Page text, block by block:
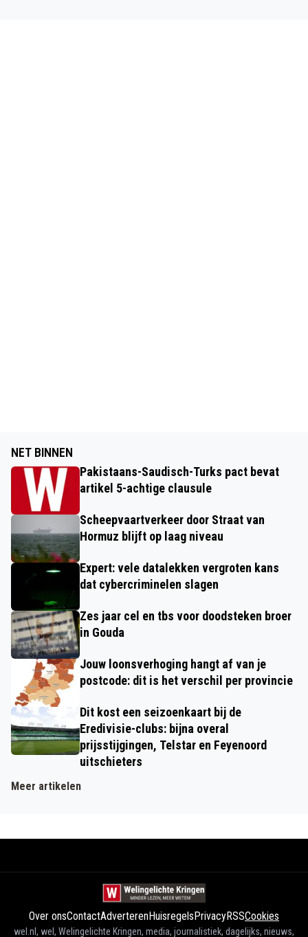
NET BINNEN
Pakistaans-Saudisch-Turks pact bevat
artikel 5-achtige clausule
Scheepvaartverkeer door Straat van
Hormuz blijft op laag niveau
Expert: vele datalekken vergroten kans
dat cybercriminelen slagen
Zes jaar cel en tbs voor doodsteken broer
in Gouda
Jouw loonsverhoging hangt af van je
postcode: dit is het verschil per provincie
Dit kost een seizoenkaart bij de
Eredivisie-clubs: bijna overal
prijsstijgingen, Telstar en Feyenoord
uitschieters
Meer artikelen
Over onsContactAdverterenHuisregels PrivacyRSSCookies
wel.nl, wel, Welingelichte Kringen, media, journalistiek, dagelijks, nieuws,